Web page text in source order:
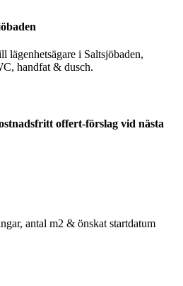
lägenhetsägare i Saltsjöbaden,
handfat & dusch.
offert-förslag vid nästa
antal m2 & önskat startdatum